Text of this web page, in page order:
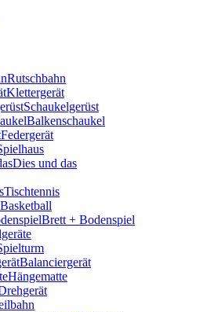
Rutschbahn
Klettergerät
Schaukelgerüst
Balkenschaukel
Federgerät
Dies und das
Tischtennis
Basketball
Brett + Bodenspiel
Balanciergerät
Hängematte